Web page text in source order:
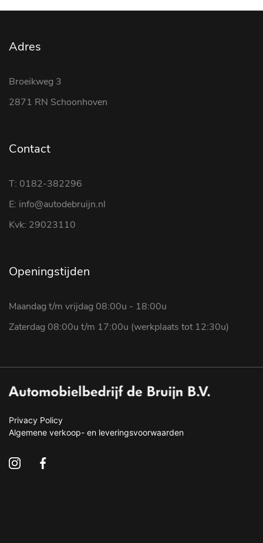
Adres
Broeikweg 3
2871 RN Schoonhoven
Contact
T: 0182-382296
E: info@autodebruijn.nl
Kvk: 29023110
Openingstijden
Maandag t/m vrijdag 08:00u - 18:00u
Zaterdag 08:00u t/m 17:00u (werkplaats tot 12:30u)
Privacy Policy
Algemene verkoop- en leveringsvoorwaarden